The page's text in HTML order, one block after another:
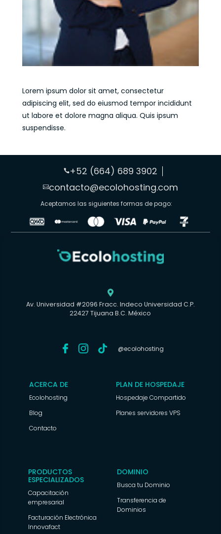
Lorem ipsum dolor sit amet, consectetur
adipiscing elit, sed do eiusmod tempor incididunt
ut labore et dolore magna aliqua. Quis ipsum
suspendisse.
+52 (664) 689 3902
contacto@ecolohosting.com
Aceptamos las siguientes formas de pago:

Av. Universidad #2096 Fracc. Indeco Universidad C.P.
22427 Tijuana B.C. México
@ecolohosting
ACERCA DE
Ecolohosting
Blog
Contacto
PLAN DE HOSPEDAJE
Hospedaje Compartido
Planes servidores VPS
PRODUCTOS
ESPECIALIZADOS
Capacitación
empresarial
Facturación Electrónica
Innovafact
DOMINIO
Busca tu Dominio
Transferencia de
Dominios